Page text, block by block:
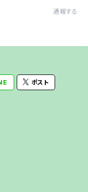
通報する
ポスト